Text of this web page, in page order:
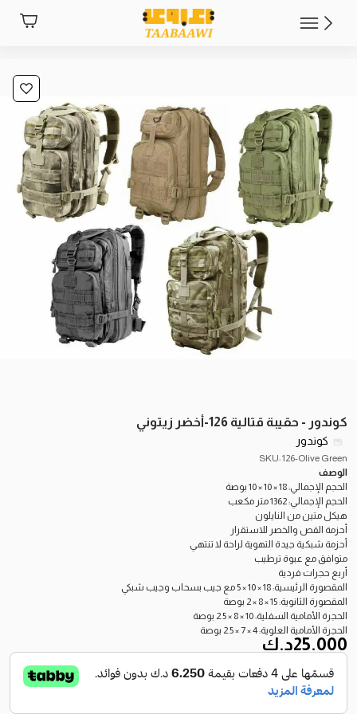
كوندور - حقيبة قتالية 126-أخضر زيتوني
كوندور
SKU: 126-Olive Green
الوصف
الحجم الإجمالي: 18 × 10 × 10 بوصة
الحجم الإجمالي: 1362 متر مكعب
هيكل متين من النايلون
أحزمة القص والخصر للاستقرار
أحزمة شبكية جيدة التهوية لراحة لا تنتهي
متوافق مع عبوة ترطيب
أربع حجرات فردية
المقصورة الرئيسية: 18 × 10 × 5 مع جيب بسحاب وجيب شبكي
المقصورة الثانوية: 15 × 8 × 2 بوصة
الحجرة الأمامية السفلية: 10 × 8 × 2.5 بوصة
الحجرة الأمامية العلوية: 4 × 7 × 2.5 بوصة
25.000د.ك